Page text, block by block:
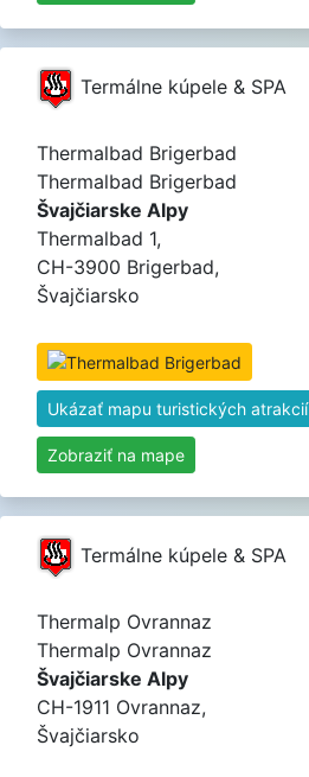
Termálne kúpele & SPA
Thermalbad Brigerbad
Thermalbad Brigerbad
Švajčiarske Alpy
Thermalbad 1,
CH-3900 Brigerbad,
Švajčiarsko
Ukázať mapu turistických atrakcií
Zobraziť na mape
Termálne kúpele & SPA
Thermalp Ovrannaz
Thermalp Ovrannaz
Švajčiarske Alpy
CH-1911 Ovrannaz,
Švajčiarsko